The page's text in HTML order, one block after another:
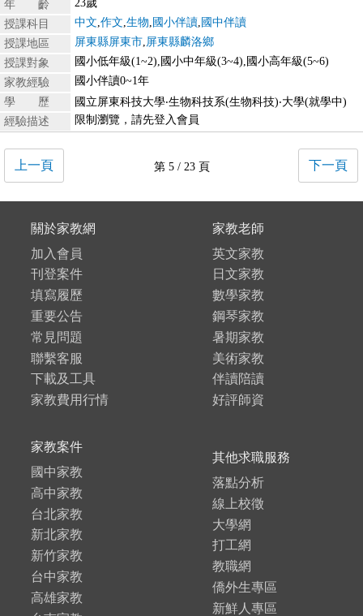
年 齡
23歲
授課科目
中文 作文 生物 國小伴讀 國中伴讀
授課地區
屏東縣屏東市 屏東縣麟洛鄉
授課對象
國小低年級(1~2),國小中年級(3~4),國小高年級(5~6)
家教經驗
國小伴讀0~1年
學 歷
國立屏東科技大學‧生物科技系(生物科技)‧大學(就學中)
經驗描述
限制瀏覽，請先登入會員
上一頁 第 5 / 23 頁 下一頁
關於家教網
加入會員
刊登案件
填寫履歷
重要公告
常見問題
聯繫客服
下載及工具
家教費用行情
家教老師
英文家教
日文家教
數學家教
鋼琴家教
暑期家教
美術家教
伴讀陪讀
好評師資
家教案件
國中家教
高中家教
台北家教
新北家教
新竹家教
台中家教
高雄家教
其他求職服務
落點分析
線上校徵
大學網
打工網
教職網
僑外生專區
新鮮人專區